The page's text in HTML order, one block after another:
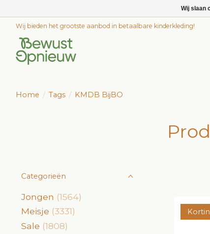
Wij bieden het grootste aanbod in betaalbare kinderkleding!
Home / Tags / KMDB BijBO
Categorieën
Jongen (1564)
Meisje (3331)
Sale (1808)
Wij slaan